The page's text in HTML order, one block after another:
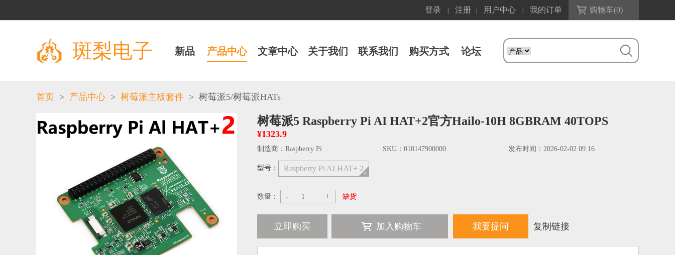
登录 注册 用户中心 我的订单 购物车(0)
斑梨电子 新品 产品中心 文章中心 关于我们 联系我们 购买方式 论坛
首页 > 产品中心 > 树莓派主板套件 > 树莓派5/树莓派HATs
树莓派5 Raspberry Pi AI HAT+2官方Hailo-10H 8GBRAM 40TOPS
¥1323.9
制造商： Raspberry Pi SKU： 010147900000 发布时间： 2026-02-02 09:16
型号： Raspberry Pi AI HAT+ 2
数量： - + 缺货
立即购买 加入购物车 我要提问 复制链接